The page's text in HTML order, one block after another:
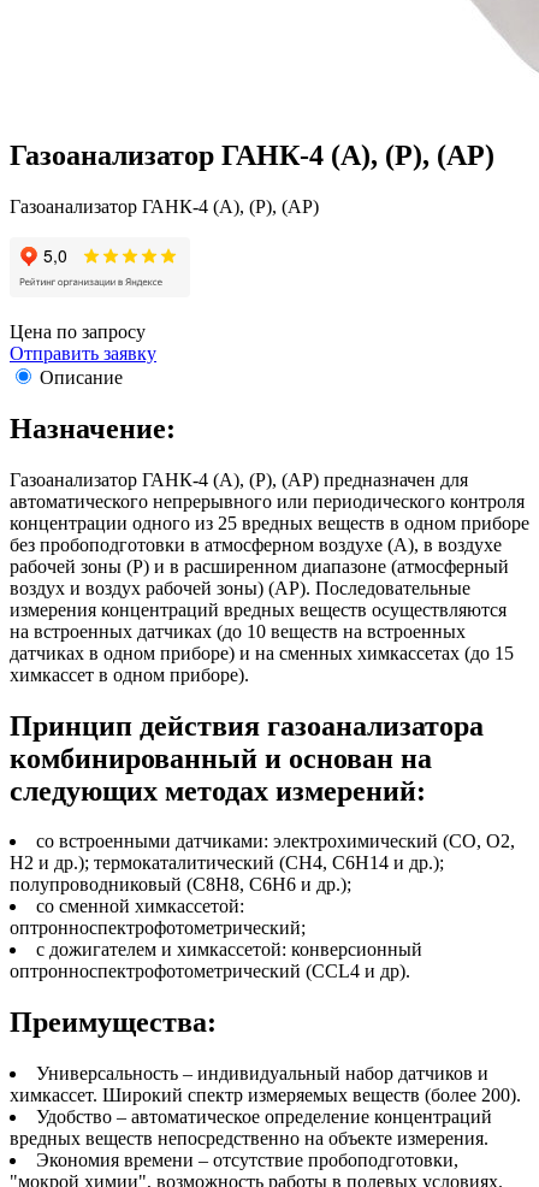
Газоанализатор ГАНК-4 (А), (Р), (АР)
Газоанализатор ГАНК-4 (А), (Р), (АР)
Цена по запросу
Отправить заявку
Описание
Назначение:
Газоанализатор ГАНК-4 (А), (Р), (АР) предназначен для
автоматического непрерывного или периодического контроля
концентрации одного из 25 вредных веществ в одном приборе
без пробоподготовки в атмосферном воздухе (А), в воздухе
рабочей зоны (Р) и в расширенном диапазоне (атмосферный
воздух и воздух рабочей зоны) (АР). Последовательные
измерения концентраций вредных веществ осуществляются
на встроенных датчиках (до 10 веществ на встроенных
датчиках в одном приборе) и на сменных химкассетах (до 15
химкассет в одном приборе).
Принцип действия газоанализатора
комбинированный и основан на
следующих методах измерений:
со встроенными датчиками: электрохимический (СО, О2,
Н2 и др.); термокаталитический (СН4, C6H14 и др.);
полупроводниковый (C8H8, C6H6 и др.);
со сменной химкассетой:
оптронноспектрофотометрический;
с дожигателем и химкассетой: конверсионный
оптронноспектрофотометрический (CCL4 и др).
Преимущества:
Универсальность – индивидуальный набор датчиков и
химкассет. Широкий спектр измеряемых веществ (более 200).
Удобство – автоматическое определение концентраций
вредных веществ непосредственно на объекте измерения.
Экономия времени – отсутствие пробоподготовки,
"мокрой химии", возможность работы в полевых условиях.